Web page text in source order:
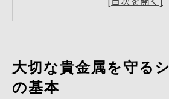
シルバー買取で差がつく
は
大切な貴金属を守る
の基本